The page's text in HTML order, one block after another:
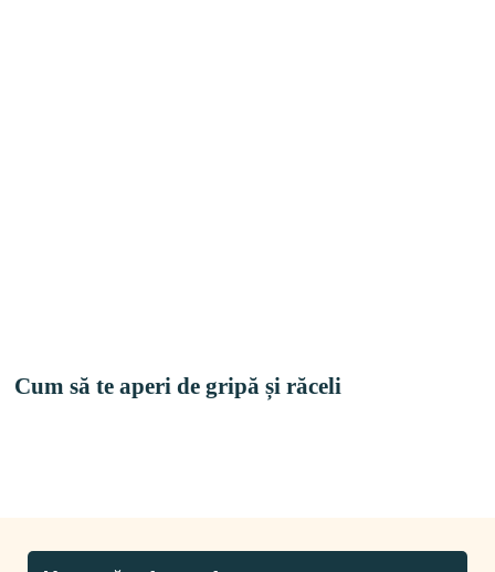
Cum să te aperi de gripă și răceli